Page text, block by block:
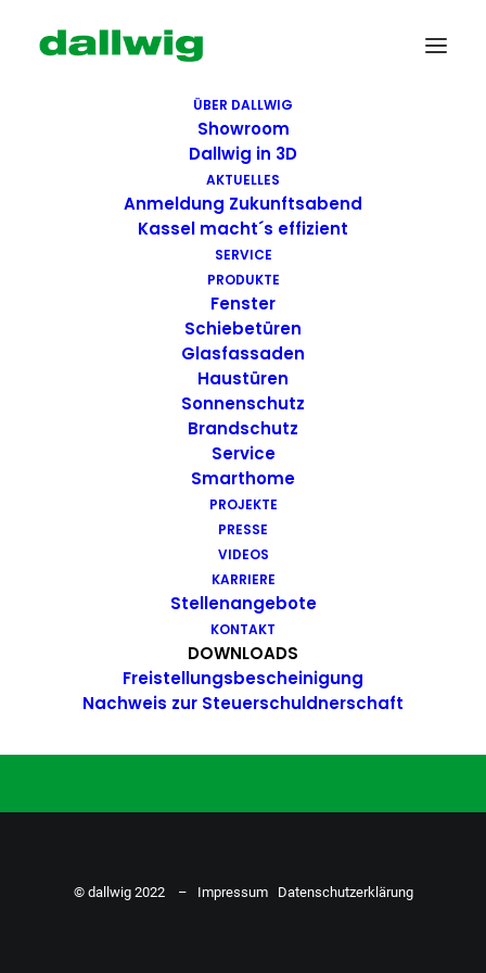
ÜBER DALLWIG
Showroom
Dallwig in 3D
AKTUELLES
Anmeldung Zukunftsabend
Kassel macht´s effizient
SERVICE
PRODUKTE
Fenster
Schiebetüren
Glasfassaden
Haustüren
Sonnenschutz
Brandschutz
Service
Smarthome
PROJEKTE
PRESSE
VIDEOS
KARRIERE
Stellenangebote
KONTAKT
DOWNLOADS
Freistellungsbescheinigung
Nachweis zur Steuerschuldnerschaft
Wir suchen Dich!
Dallwig bietet
Perspektive
Du hast Bock auf einen Job mit
Action. Bewirb dich ganz einfach
ZU DEN STELLENANGEBOTEN
© dallwig 2022 – Impressum Datenschutzerklärung